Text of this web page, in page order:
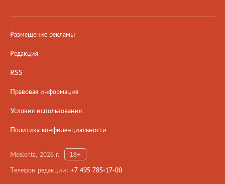
Размещение рекламы
Редакция
RSS
Правовая информация
Условия использования
Политика конфиденциальности
Moslenta, 2026 г.
18+
Телефон редакции: +7 495 785-17-00